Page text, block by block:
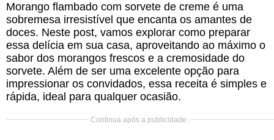
Morango flambado com sorvete de creme é uma
sobremesa irresistível que encanta os amantes de
doces. Neste post, vamos explorar como preparar
essa delícia em sua casa, aproveitando ao máximo o
sabor dos morangos frescos e a cremosidade do
sorvete. Além de ser uma excelente opção para
impressionar os convidados, essa receita é simples e
rápida, ideal para qualquer ocasião.
Continua após a publicidade..